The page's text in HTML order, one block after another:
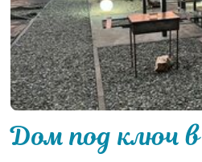
Дом под ключ